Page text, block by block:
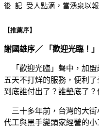
後 記 受人點滴，當湧泉以報
【推薦序】
謝國雄序／ 「歡迎光臨！」
「歡迎光臨」聲中，加
五天不打烊的服務，便利
到底誰付出了？誰墊底了
三十多年前，台灣的大
代工與黑手變頭家經營的